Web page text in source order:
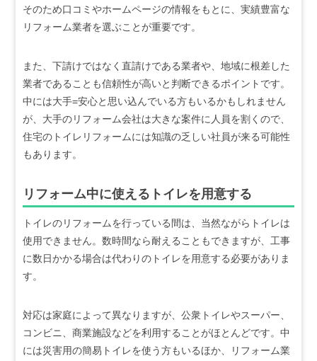
そのため口コミやホームページの情報をもとに、実績豊富な
リフォーム業者を選ぶことが重要です。
また、下請けではなく直請けである業者や、地域に根差した
業者であることも信頼性が高いと判断できるポイントです。
中には大手=安心と思い込んでいる方もいるかもしれません
が、大手のリフォーム会社は大きな案件に人員を割くので、
住宅のトイレリフォームには知識の乏しい社員が来る可能性
もあります。
リフォーム中に使えるトイレを用意する
トイレのリフォームを行っている間は、当然ながらトイレは
使用できません。数時間なら耐えることもできますが、工事
に数日かかる場合は代わりのトイレを用意する必要がありま
す。
対応は家庭によって異なりますが、公衆トイレやスーパー、
コンビニ、商業施設などを利用することがほとんどです。中
には災害用の簡易トイレを使う方もいるほか、リフォーム業